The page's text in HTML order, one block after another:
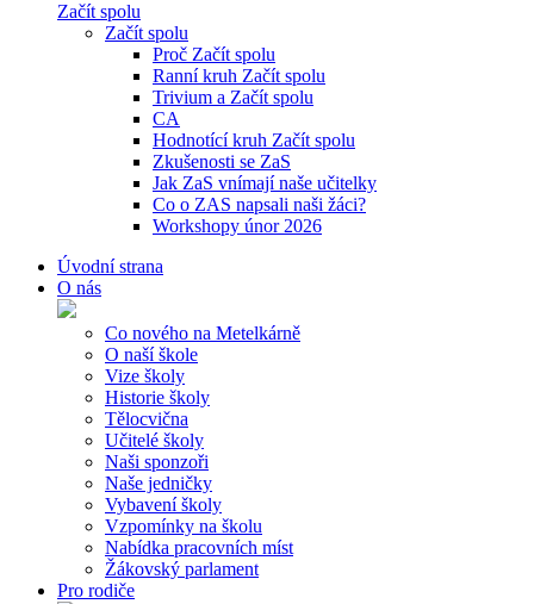
Začít spolu
Začít spolu
Proč Začít spolu
Ranní kruh Začít spolu
Trivium a Začít spolu
CA
Hodnotící kruh Začít spolu
Zkušenosti se ZaS
Jak ZaS vnímají naše učitelky
Co o ZAS napsali naši žáci?
Workshopy únor 2026
Úvodní strana
O nás
Co nového na Metelkárně
O naší škole
Vize školy
Historie školy
Tělocvična
Učitelé školy
Naši sponzoři
Naše jedničky
Vybavení školy
Vzpomínky na školu
Nabídka pracovních míst
Žákovský parlament
Pro rodiče